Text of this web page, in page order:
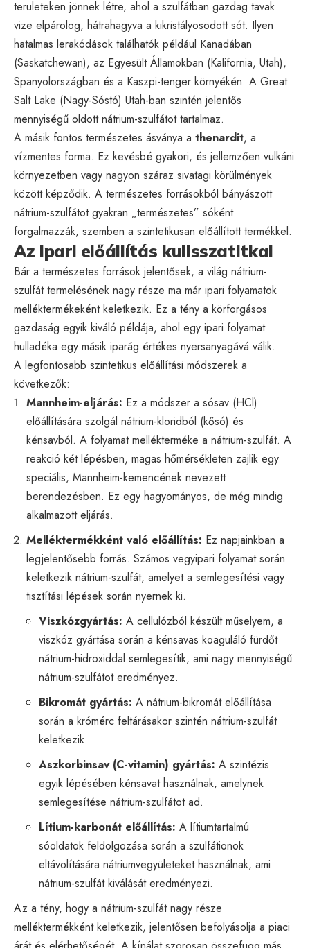
területeken jönnek létre, ahol a szulfátban gazdag tavak
vize elpárolog, hátrahagyva a kikristályosodott sót. Ilyen
hatalmas lerakódások találhatók például Kanadában
(Saskatchewan), az Egyesült Államokban (Kalifornia, Utah),
Spanyolországban és a Kaszpi-tenger környékén. A Great
Salt Lake (Nagy-Sóstó) Utah-ban szintén jelentős
mennyiségű oldott nátrium-szulfátot tartalmaz.
A másik fontos természetes ásványa a thenardit, a
vízmentes forma. Ez kevésbé gyakori, és jellemzően vulkáni
környezetben vagy nagyon száraz sivatagi körülmények
között képződik. A természetes forrásokból bányászott
nátrium-szulfátot gyakran „természetes” sóként
forgalmazzák, szemben a szintetikusan előállított termékkel.
Az ipari előállítás kulisszatitkai
Bár a természetes források jelentősek, a világ nátrium-
szulfát termelésének nagy része ma már ipari folyamatok
melléktermékeként keletkezik. Ez a tény a körforgásos
gazdaság egyik kiváló példája, ahol egy ipari folyamat
hulladéka egy másik iparág értékes nyersanyagává válik.
A legfontosabb szintetikus előállítási módszerek a
következők:
Mannheim-eljárás: Ez a módszer a sósav (HCl)
előállítására szolgál nátrium-kloridból (kősó) és
kénsavból. A folyamat mellékterméke a nátrium-szulfát. A
reakció két lépésben, magas hőmérsékleten zajlik egy
speciális, Mannheim-kemencének nevezett
berendezésben. Ez egy hagyományos, de még mindig
alkalmazott eljárás.
Melléktermékként való előállítás: Ez napjainkban a
legjelentősebb forrás. Számos vegyipari folyamat során
keletkezik nátrium-szulfát, amelyet a semlegesítési vagy
tisztítási lépések során nyernek ki.
Viszkózgyártás: A cellulózból készült műselyem, a
viszkóz gyártása során a kénsavas koaguláló fürdőt
nátrium-hidroxiddal semlegesítik, ami nagy mennyiségű
nátrium-szulfátot eredményez.
Bikromát gyártás: A nátrium-bikromát előállítása
során a krómérc feltárásakor szintén nátrium-szulfát
keletkezik.
Aszkorbinsav (C-vitamin) gyártás: A szintézis
egyik lépésében kénsavat használnak, amelynek
semlegesítése nátrium-szulfátot ad.
Lítium-karbonát előállítás: A lítiumtartalmú
sóoldatok feldolgozása során a szulfátionok
eltávolítására nátriumvegyületeket használnak, ami
nátrium-szulfát kiválását eredményezi.
Az a tény, hogy a nátrium-szulfát nagy része
melléktermékként keletkezik, jelentősen befolyásolja a piaci